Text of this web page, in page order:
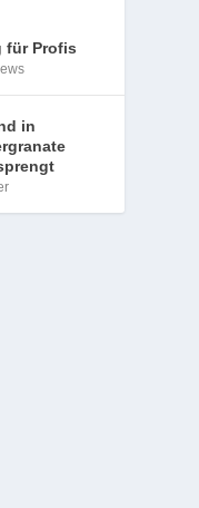
für Profis
in